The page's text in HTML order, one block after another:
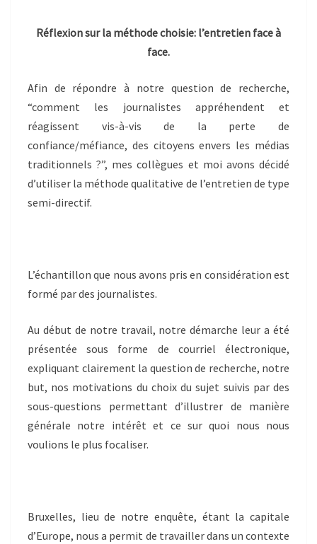
Réflexion sur la méthode choisie: l’entretien face à
face.
Afin de répondre à notre question de recherche,
“comment les journalistes appréhendent et
réagissent vis-à-vis de la perte de
confiance/méfiance, des citoyens envers les médias
traditionnels ?”, mes collègues et moi avons décidé
d’utiliser la méthode qualitative de l’entretien de type
semi-directif.
L’échantillon que nous avons pris en considération est
formé par des journalistes.
Au début de notre travail, notre démarche leur a été
présentée sous forme de courriel électronique,
expliquant clairement la question de recherche, notre
but, nos motivations du choix du sujet suivis par des
sous-questions permettant d’illustrer de manière
générale notre intérêt et ce sur quoi nous nous
voulions le plus focaliser.
Bruxelles, lieu de notre enquête, étant la capitale
d’Europe, nous a permit de travailler dans un contexte